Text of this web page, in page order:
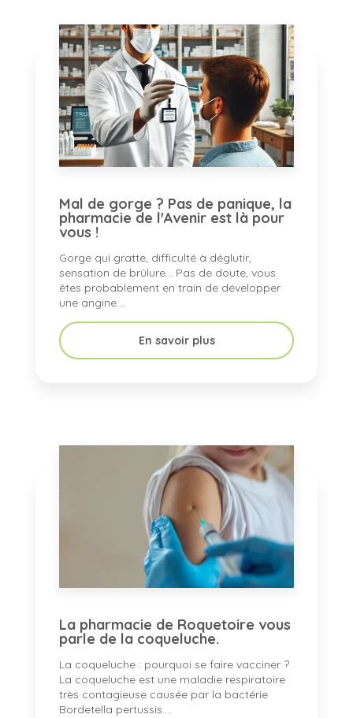
Mal de gorge ? Pas de panique, la
pharmacie de l'Avenir est là pour
vous !
Gorge qui gratte, difficulté à déglutir,
sensation de brûlure... Pas de doute, vous
êtes probablement en train de développer
une angine....
En savoir plus
La pharmacie de Roquetoire vous
parle de la coqueluche.
La coqueluche : pourquoi se faire vacciner ?
La coqueluche est une maladie respiratoire
très contagieuse causée par la bactérie
Bordetella pertussis....